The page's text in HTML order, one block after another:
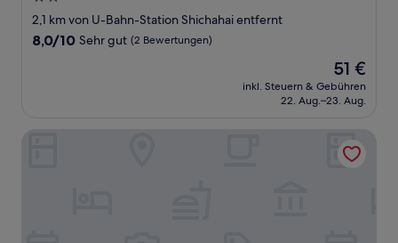
Sterne-
Unterkunft
2,1 km von U-Bahn-Station Shichahai entfernt
8.0
Bewertungen)
8,0/10 Sehr gut (2 Bewertungen)
Der
Preis
beträgt
51 €
inkl. Steuern & Gebühren
22. Aug.–23. Aug.
Liuli Tile Courtyard Hotel Houhai Tian Anmen Wangfujing